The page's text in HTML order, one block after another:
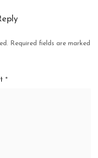
Required fields are marked
*